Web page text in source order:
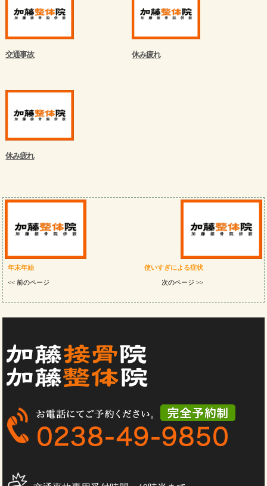
交通事故 休み疲れ
休み疲れ
年末年始
<< 前のページ
使いすぎによる症状
次のページ >>